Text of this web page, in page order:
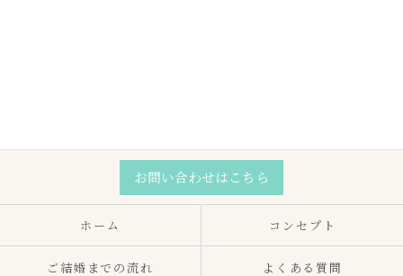
お問い合わせはこちら
ホーム コンセプト
ご結婚までの流れ よくある質問